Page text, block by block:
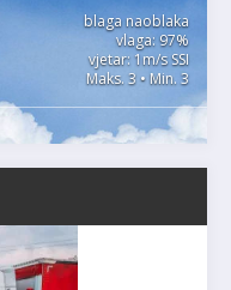
blaga naoblaka
vlaga: 97%
vjetar: 1m/s SSI
Maks. 3 • Min. 3